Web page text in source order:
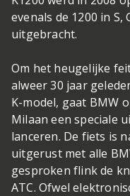
evenals de 1200 in S,
uitgebracht.
Om het heugelijke
alweer 30 jaar
K-model, gaat BMW
Milaan een speciale
lanceren. De fiets is
uitgerust met alle
gesproken flink de
ATC. Ofwel